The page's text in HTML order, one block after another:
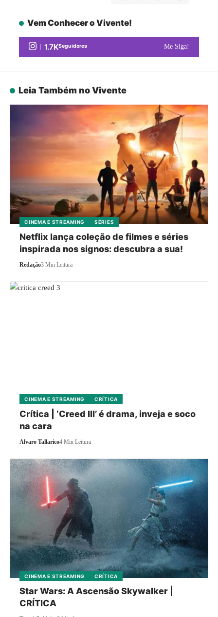
Vem Conhecer o Vivente!
1.7KSeguidores Me Siga!
Leia Também no Vivente
CINEMA E STREAMING SÉRIES
Netflix lança coleção de filmes e séries
inspirada nos signos: descubra a sua!
Redação3 Min Leitura
CINEMA E STREAMING CRÍTICA
Crítica | ‘Creed III’ é drama, inveja e soco
na cara
Alvaro Tallarico4 Min Leitura
CINEMA E STREAMING CRÍTICA
Star Wars: A Ascensão Skywalker |
CRÍTICA